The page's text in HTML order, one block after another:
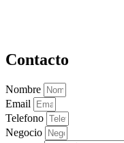
Contacto
Nombre
Email
Telefono
Negocio